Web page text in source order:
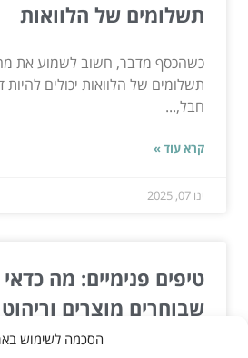
הסכמה לשימוש
תשלומים של הלוואות
כשהכסף מדבר, חשוב לשמוע את
תשלומים של הלוואות יכולים להיות
חבל,...
קרא עוד »
ינו 07, 2025
טיפים פנימיים: מה
שבוחרים מוצרים